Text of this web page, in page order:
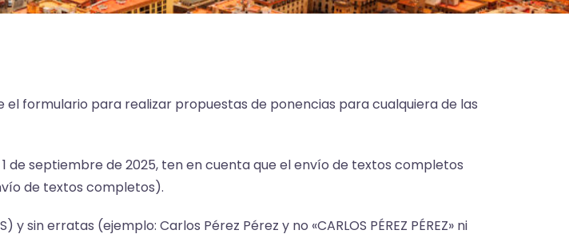
formulario para realizar propuestas de ponencias para cualquiera de las
de septiembre de 2025, ten en cuenta que el envío de textos completos
de textos completos).
sin erratas (ejemplo: Carlos Pérez Pérez y no «CARLOS PÉREZ PÉREZ» ni